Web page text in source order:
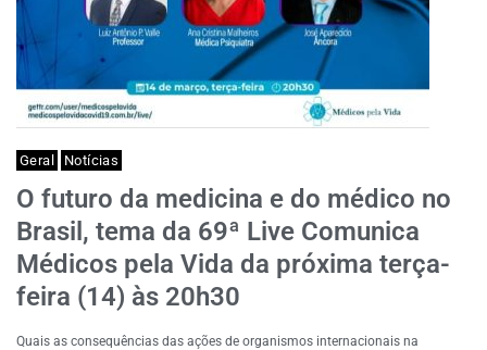
Geral Notícias
O futuro da medicina e do médico no
Brasil, tema da 69ª Live Comunica
Médicos pela Vida da próxima terça-
feira (14) às 20h30
Quais as consequências das ações de organismos internacionais na